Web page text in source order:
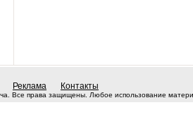
Реклама Контакты
Все права защищены. Любое использование